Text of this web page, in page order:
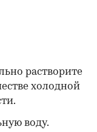
растворите
холодной
воду.